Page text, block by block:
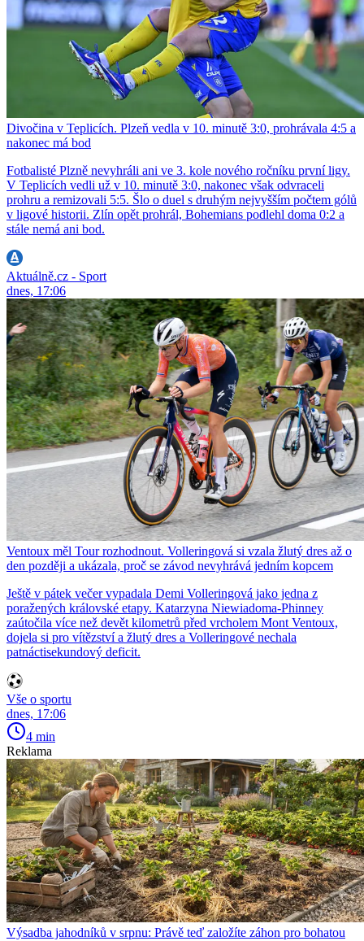
Divočina v Teplicích. Plzeň vedla v 10. minutě 3:0, prohrávala 4:5 a
nakonec má bod
Fotbalisté Plzně nevyhráli ani ve 3. kole nového ročníku první ligy.
V Teplicích vedli už v 10. minutě 3:0, nakonec však odvraceli
prohru a remizovali 5:5. Šlo o duel s druhým nejvyšším počtem gólů
v ligové historii. Zlín opět prohrál, Bohemians podlehl doma 0:2 a
stále nemá ani bod.
Aktuálně.cz - Sport
dnes, 17:06
Ventoux měl Tour rozhodnout. Volleringová si vzala žlutý dres až o
den později a ukázala, proč se závod nevyhrává jedním kopcem
Ještě v pátek večer vypadala Demi Volleringová jako jedna z
poražených královské etapy. Katarzyna Niewiadoma-Phinney
zaútočila více než devět kilometrů před vrcholem Mont Ventoux,
dojela si pro vítězství a žlutý dres a Volleringové nechala
patnáctisekundový deficit.
Vše o sportu
dnes, 17:06
4 min
Reklama
Výsadba jahodníků v srpnu: Právě teď založíte záhon pro bohatou